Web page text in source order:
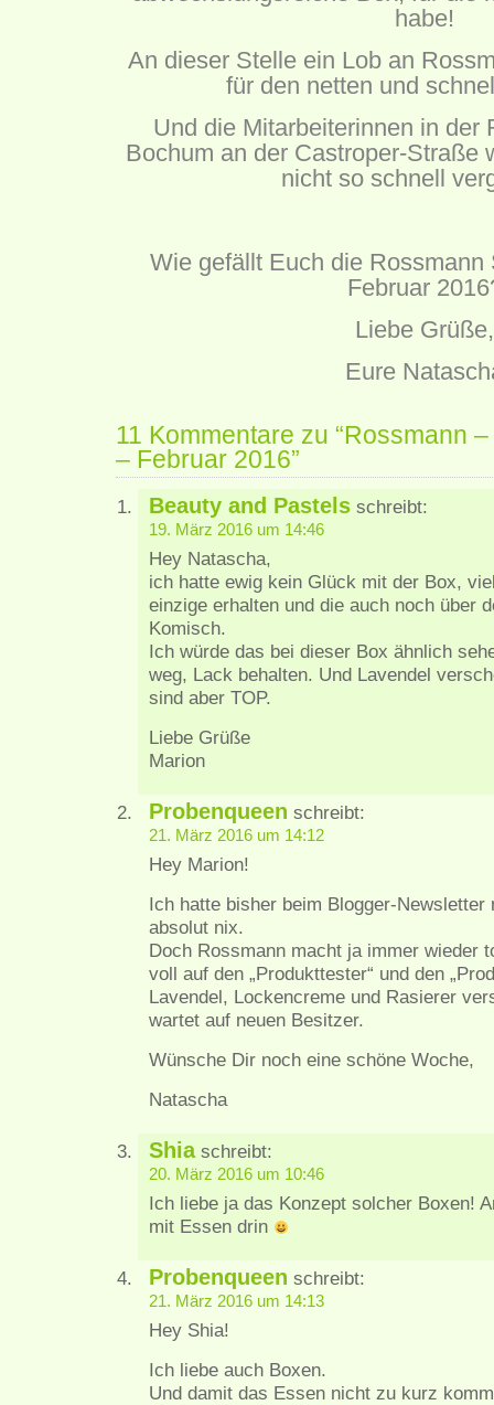
habe!
An dieser Stelle ein Lob an
für den netten und
Und die Mitarbeiterinnen in der
Bochum an der Castroper-Straße
nicht so schnell
Wie gefällt Euch die Rossmann
Februar
Liebe Grüße,
Eure
11 Kommentare zu “Rossmann
– Februar 2016”
Beauty and Pastels schreibt:
19. März 2016 um 14:46
Hey Natascha,
ich hatte ewig kein Glück mit der Box,
einzige erhalten und die auch noch über
Komisch.
Ich würde das bei dieser Box ähnlich
weg, Lack behalten. Und Lavendel
sind aber TOP.
Liebe Grüße
Marion
Probenqueen schreibt:
21. März 2016 um 14:12
Hey Marion!
Ich hatte bisher beim Blogger-
absolut nix.
Doch Rossmann macht ja immer wieder
voll auf den „Produkttester“ und den
Lavendel, Lockencreme und Rasierer
wartet auf neuen Besitzer.
Wünsche Dir noch eine schöne Woche,
Natascha
Shiaschreibt:
20. März 2016 um 10:46
Ich liebe ja das Konzept solcher Boxen!
mit Essen drin
Probenqueen schreibt:
21. März 2016 um 14:13
Hey Shia!
Ich liebe auch Boxen.
Und damit das Essen nicht zu kurz